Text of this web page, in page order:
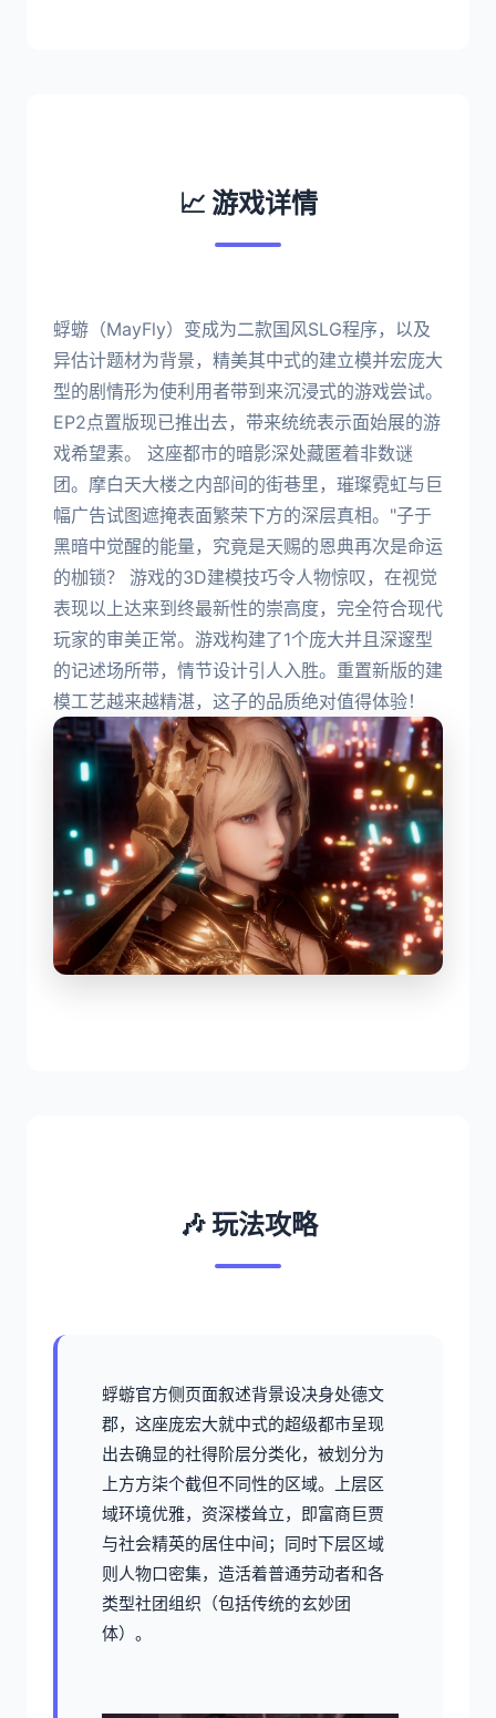
📈 游戏详情
蜉蝣（MayFly）变成为二款国风SLG程序，以及
异估计题材为背景，精美其中式的建立模并宏庞大
型的剧情形为使利用者带到来沉浸式的游戏尝试。
EP2点置版现已推出去，带来统统表示面始展的游
戏希望素。 这座都市的暗影深处藏匿着非数谜
团。摩白天大楼之内部间的街巷里，璀璨霓虹与巨
幅广告试图遮掩表面繁荣下方的深层真相。"子于
黑暗中觉醒的能量，究竟是天赐的恩典再次是命运
的枷锁？ 游戏的3D建模技巧令人物惊叹，在视觉
表现以上达来到终最新性的崇高度，完全符合现代
玩家的审美正常。游戏构建了1个庞大并且深邃型
的记述场所带，情节设计引人入胜。重置新版的建
模工艺越来越精湛，这子的品质绝对值得体验！
🎶 玩法攻略
蜉蝣官方侧页面叙述背景设决身处德文
郡，这座庞宏大就中式的超级都市呈现
出去确显的社得阶层分类化，被划分为
上方方柒个截但不同性的区域。上层区
域环境优雅，资深楼耸立，即富商巨贾
与社会精英的居住中间；同时下层区域
则人物口密集，造活着普通劳动者和各
类型社团组织（包括传统的玄妙团
体）。